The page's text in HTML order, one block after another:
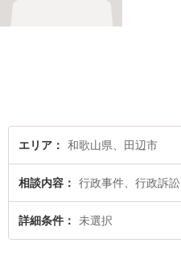
エリア 和歌山県、田辺市
相談内容 行政事件、行政訴訟
詳細条件 未選択